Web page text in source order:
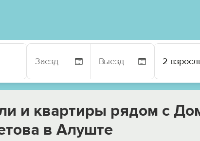
2
и квартиры рядом с
в Алуште